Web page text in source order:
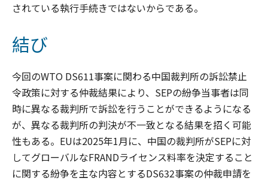
されている執行手続きではないからである。
結び
今回のWTO DS611事案に関わる中国裁判所の訴訟禁止
令政策に対する仲裁結果により、SEPの紛争当事者は同
時に異なる裁判所で訴訟を行うことができるようになる
が、異なる裁判所の判決が不一致となる結果を招く可能
性もある。EUは2025年1月に、中国の裁判所がSEPに対
してグローバルなFRANDライセンス料率を決定すること
に関する紛争を主な内容とするDS632事案の仲裁申請を